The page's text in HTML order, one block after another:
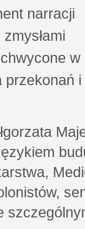
narracji
przekonań